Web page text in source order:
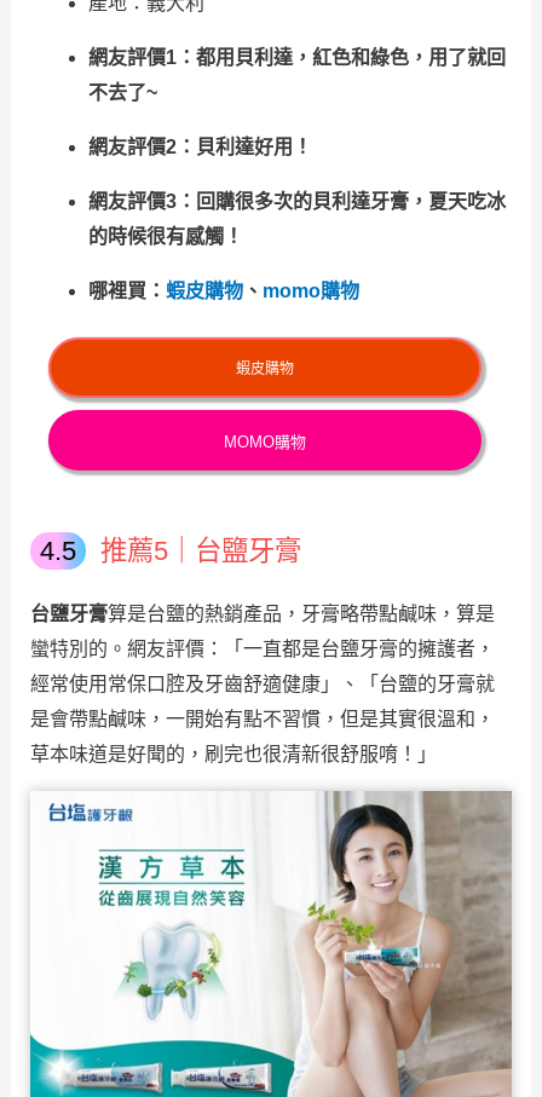
網友評價1：都用貝利達，紅色和綠色，用了就回
不去了~
網友評價2：貝利達好用！
網友評價3：回購很多次的貝利達牙膏，夏天吃冰
的時候很有感觸！
哪裡買： 蝦皮購物、 momo購物
蝦皮購物
MOMO購物
推薦5｜台鹽牙膏
台鹽牙膏算是台鹽的熱銷產品，牙膏略帶點鹹味，算是
蠻特別的。網友評價：「一直都是台鹽牙膏的擁護者，
經常使用常保口腔及牙齒舒適健康」、「台鹽的牙膏就
是會帶點鹹味，一開始有點不習慣，但是其實很溫和，
草本味道是好聞的，刷完也很清新很舒服唷！」